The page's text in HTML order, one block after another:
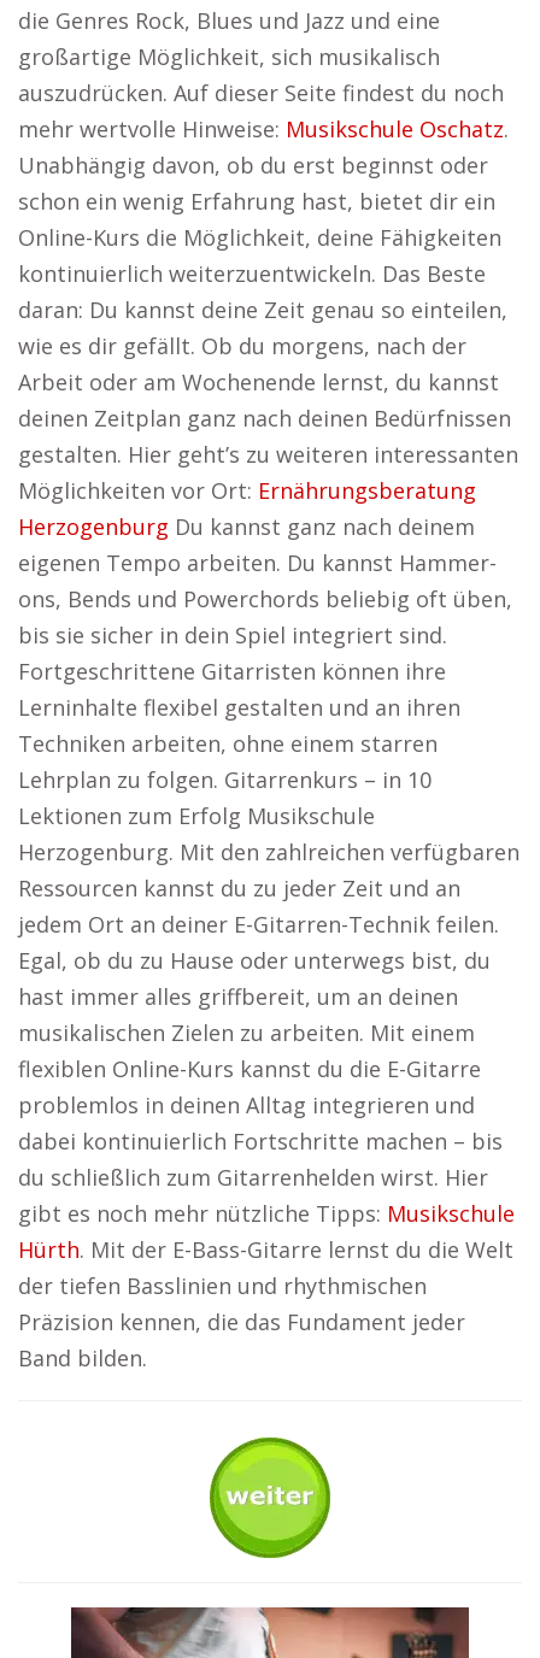
die Genres Rock, Blues und Jazz und eine
großartige Möglichkeit, sich musikalisch
auszudrücken. Auf dieser Seite findest du noch
mehr wertvolle Hinweise: Musikschule Oschatz.
Unabhängig davon, ob du erst beginnst oder
schon ein wenig Erfahrung hast, bietet dir ein
Online-Kurs die Möglichkeit, deine Fähigkeiten
kontinuierlich weiterzuentwickeln. Das Beste
daran: Du kannst deine Zeit genau so einteilen,
wie es dir gefällt. Ob du morgens, nach der
Arbeit oder am Wochenende lernst, du kannst
deinen Zeitplan ganz nach deinen Bedürfnissen
gestalten. Hier geht’s zu weiteren interessanten
Möglichkeiten vor Ort: Ernährungsberatung
Herzogenburg Du kannst ganz nach deinem
eigenen Tempo arbeiten. Du kannst Hammer-
ons, Bends und Powerchords beliebig oft üben,
bis sie sicher in dein Spiel integriert sind.
Fortgeschrittene Gitarristen können ihre
Lerninhalte flexibel gestalten und an ihren
Techniken arbeiten, ohne einem starren
Lehrplan zu folgen. Gitarrenkurs – in 10
Lektionen zum Erfolg Musikschule
Herzogenburg. Mit den zahlreichen verfügbaren
Ressourcen kannst du zu jeder Zeit und an
jedem Ort an deiner E-Gitarren-Technik feilen.
Egal, ob du zu Hause oder unterwegs bist, du
hast immer alles griffbereit, um an deinen
musikalischen Zielen zu arbeiten. Mit einem
flexiblen Online-Kurs kannst du die E-Gitarre
problemlos in deinen Alltag integrieren und
dabei kontinuierlich Fortschritte machen – bis
du schließlich zum Gitarrenhelden wirst. Hier
gibt es noch mehr nützliche Tipps: Musikschule
Hürth. Mit der E-Bass-Gitarre lernst du die Welt
der tiefen Basslinien und rhythmischen
Präzision kennen, die das Fundament jeder
Band bilden.